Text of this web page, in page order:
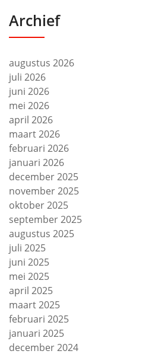
Archief
augustus 2026
juli 2026
juni 2026
mei 2026
april 2026
maart 2026
februari 2026
januari 2026
december 2025
november 2025
oktober 2025
september 2025
augustus 2025
juli 2025
juni 2025
mei 2025
april 2025
maart 2025
februari 2025
januari 2025
december 2024